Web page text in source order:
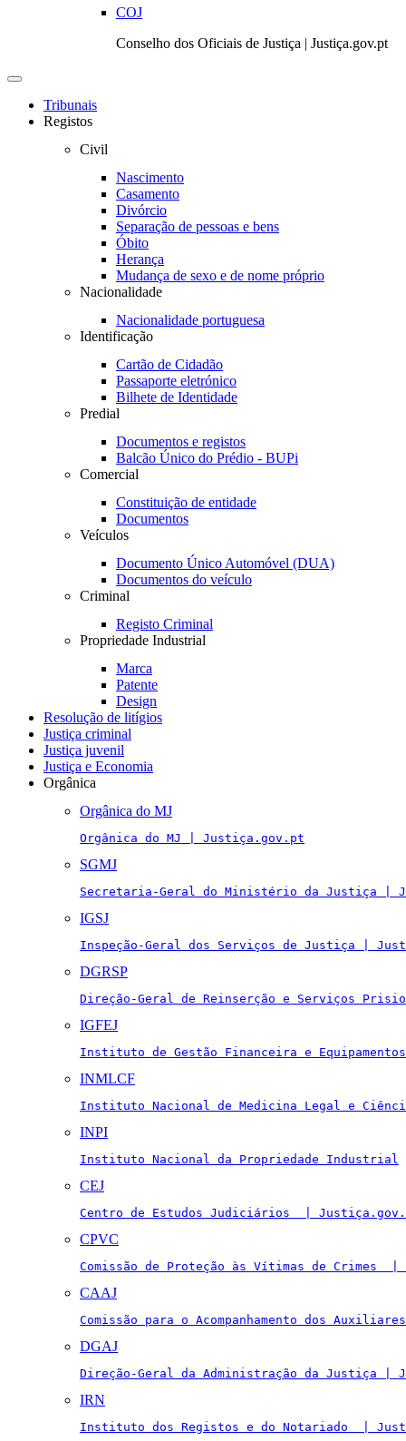
COJ
Conselho dos Oficiais de Justiça | Justiça.gov.pt
Toggle
navigationTribunais
Registos
Civil
Nascimento
Casamento
Divórcio
Separação de pessoas e bens
Óbito
Herança
Mudança de sexo e de nome próprio
Nacionalidade
Nacionalidade portuguesa
Identificação
Cartão de Cidadão
Passaporte eletrónico
Bilhete de Identidade
Predial
Documentos e registos
Balcão Único do Prédio - BUPi
Comercial
Constituição de entidade
Documentos
Veículos
Documento Único Automóvel (DUA)
Documentos do veículo
Criminal
Registo Criminal
Propriedade Industrial
Marca
Patente
Design
Resolução de litígios
Justiça criminal
Justiça juvenil
Justiça e Economia
Orgânica
Orgânica do MJ
Orgânica do MJ | Justiça.gov.pt
SGMJ
Secretaria-Geral do Ministério da Justiça |
IGSJ
Inspeção-Geral dos Serviços de Justiça |
DGRSP
Direção-Geral de Reinserção e Serviços
IGFEJ
Instituto de Gestão Financeira e
INMLCF
Instituto Nacional de Medicina Legal e
INPI
Instituto Nacional da Propriedade Industrial
CEJ
Centro de Estudos Judiciários  |
CPVC
Comissão de Proteção às Vítimas de Crimes
CAAJ
Comissão para o Acompanhamento dos
DGAJ
Direção-Geral da Administração da Justiça |
IRN
Instituto dos Registos e do Notariado  |